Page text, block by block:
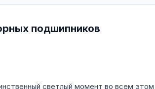
подшипников
светлый момент во всем